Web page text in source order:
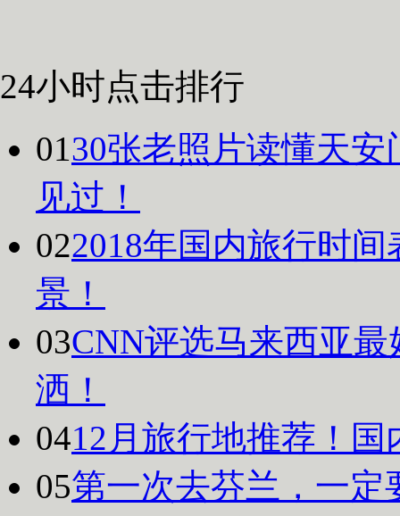
24小时点击排行
0130张老照片读懂天
见过！
022018年国内旅行时
景！
03CNN评选马来西亚
洒！
0412月旅行地推荐！
05第一次去芬兰，一定